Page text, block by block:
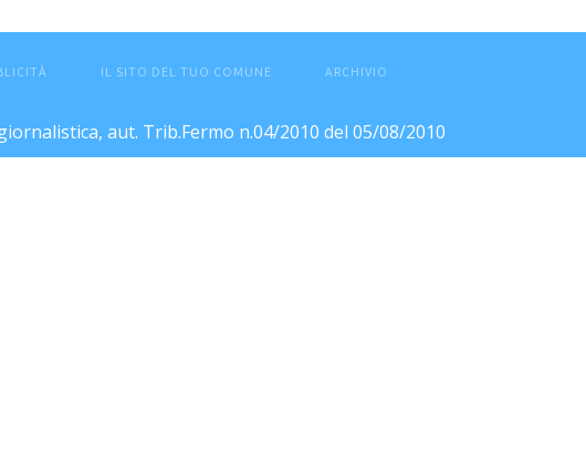
IL SITO DEL TUO COMUNE ARCHIVIO
aut. Trib.Fermo n.04/2010 del 05/08/2010